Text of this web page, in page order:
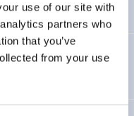
use of our site with
partners who
that you’ve
from your use